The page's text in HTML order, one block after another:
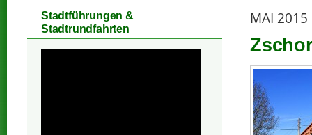
MAI 2015
Stadtführungen &
Stadtrundfahrten